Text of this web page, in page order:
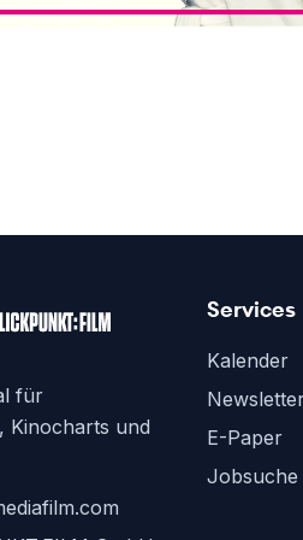
für
Kinocharts und
Services
Kalender
E-Paper
Jobsuche